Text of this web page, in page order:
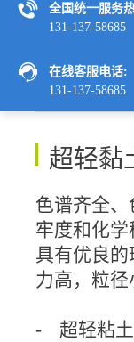
全国统一服务热
131-137-58685
在线客服电话:
131-137-58685
超轻黏
色谱齐全
牢度和化学
具有优良
力高，粒
- 超轻粘土